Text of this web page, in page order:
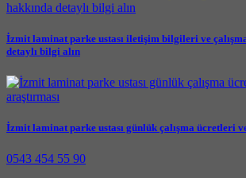
İzmit laminat parke ustası iletişim bilgileri ve
detaylı bilgi alın
İzmit laminat parke ustası günlük çalışma ücretleri
0543 454 55 90